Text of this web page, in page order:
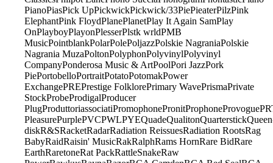
PianoPiasPick UpPickwickPickwick/33PiePieaterPilzPink
ElephantPink FloydPlanePlanetPlay It Again SamPlay
OnPlayboyPlayonPlesserPlstk wrldPMB
MusicPointblankPolarPolePoljazzPolskie NagraniaPolskie
Nagrania MuzaPoltonPolyphonPolyvinylPolyvinyl
CompanyPonderosa Music & ArtPoolPori JazzPork
PiePortobelloPortraitPotatoPotomakPower
ExchangePREPrestige FolklorePrimary WavePrismaPrivate
StockProbeProdigalProducer
PlugProduttoriassociatiPromophonePronitProphoneProvogue
PleasurePurplePVCPWLPYEQuadeQualitonQuarterstick
diskR&SRacketRadarRadiation ReissuesRadiation RootsRag
BabyRaidRaisin' MusicRakRalphRams HornRare BidRare
EarthRaretoneRat PackRattleSnakeRaw